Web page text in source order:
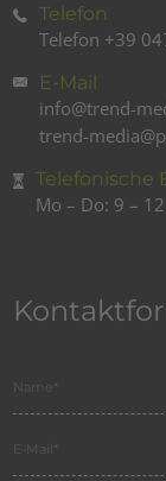
Telefon
Telefon +39
E-Mail
info@trend-
trend-
Telefonische
Mo – Do: 9 –